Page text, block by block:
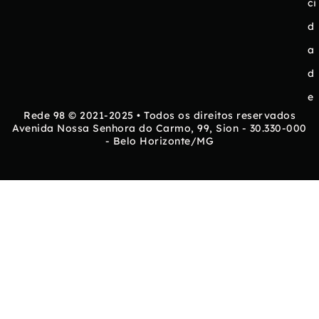
ci
d
a
d
e
Rede 98 © 2021-2025 • Todos os direitos reservados
Avenida Nossa Senhora do Carmo, 99, Sion - 30.330-000
- Belo Horizonte/MG